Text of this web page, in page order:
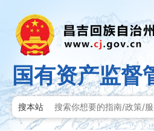
国有资产监督
搜本站